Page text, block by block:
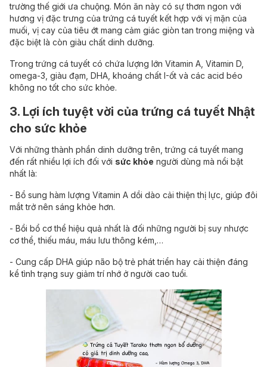
trường thế giới ưa chuộng. Món ăn này có sự thơm ngon với
hương vị đặc trưng của trứng cá tuyết kết hợp với vị mặn của
muối, vị cay của tiêu ớt mang cảm giác giòn tan trong miệng và
đặc biệt là còn giàu chất dinh dưỡng.
Trong trứng cá tuyết có chứa lượng lớn Vitamin A, Vitamin D,
omega-3, giàu đạm, DHA, khoáng chất I-ốt và các acid béo
không no tốt cho sức khỏe.
3. Lợi ích tuyệt vời của trứng cá tuyết Nhật
cho sức khỏe
Với những thành phần dinh dưỡng trên, trứng cá tuyết mang
đến rất nhiều lợi ích đối với sức khỏe người dùng mà nổi bật
nhất là:
- Bổ sung hàm lượng Vitamin A dồi dào cải thiện thị lực, giúp đôi
mắt trở nên sáng khỏe hơn.
- Bồi bổ cơ thể hiệu quả nhất là đối những người bị suy nhược
cơ thể, thiếu máu, máu lưu thông kém,…
- Cung cấp DHA giúp não bộ trẻ phát triển hay cải thiện đáng
kể tình trạng suy giảm trí nhớ ở người cao tuổi.